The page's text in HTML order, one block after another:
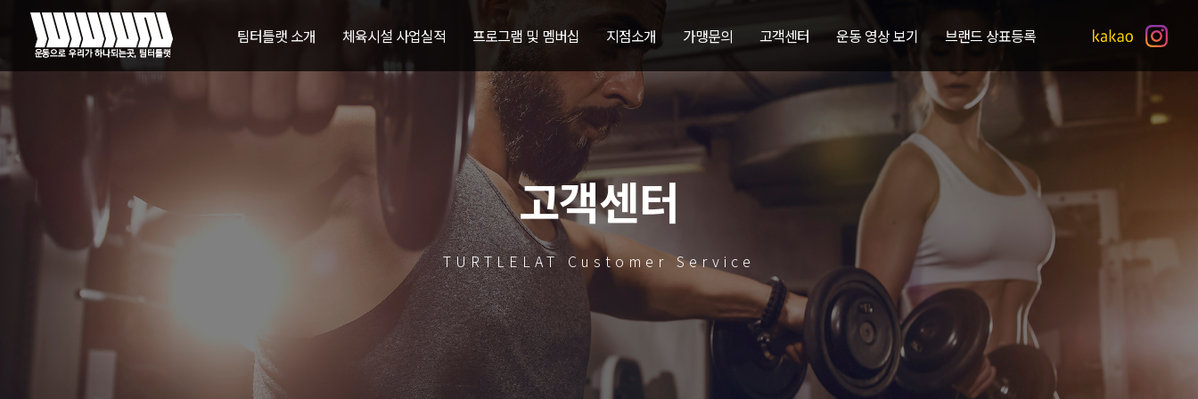
팀터틀랫 소개 체육시설 사업실적 프로그램 및 멤버십 지점소개 가맹문의 고객센터 운동 영상 보기 브랜드 상표등록
고객센터
TURTLELAT Customer Service